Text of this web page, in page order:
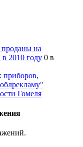
на
в 2010 году 0 в
приборов,
Гомеля